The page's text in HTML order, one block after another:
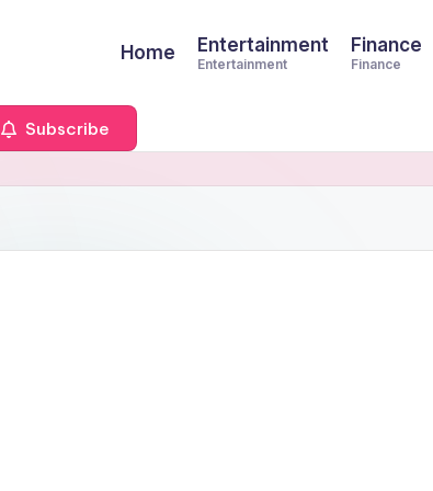
Home Entertainment
Entertainment
Finance
Finance
Subscribe